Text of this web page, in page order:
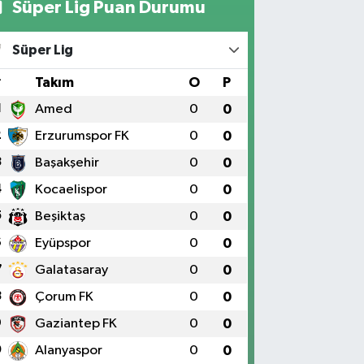
Süper Lig Puan Durumu
Süper Lig
Takım O P
Amed 0 0
Erzurumspor FK 0 0
Başakşehir 0 0
Kocaelispor 0 0
Beşiktaş 0 0
Eyüpspor 0 0
Galatasaray 0 0
Çorum FK 0 0
Gaziantep FK 0 0
Alanyaspor 0 0